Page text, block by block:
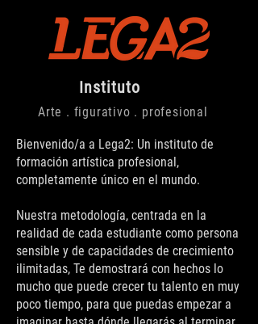
Instituto
Arte . figurativo . profesional
Bienvenido/a a Lega2: Un instituto de
formación artística profesional,
completamente único en el mundo.
Nuestra metodología, centrada en la
realidad de cada estudiante como persona
sensible y de capacidades de crecimiento
ilimitadas, Te demostrará con hechos lo
mucho que puede crecer tu talento en muy
poco tiempo, para que puedas empezar a